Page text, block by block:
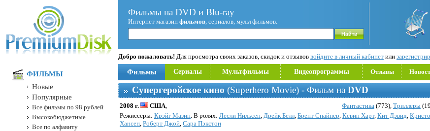
Фильмы на DVD и Blu-ray
Интернет магазин фильмов, сериалов, мультфильмов.
Добро пожаловать! Для просмотра своих заказов, скидок и отзывов войдите в личный кабинет или
Фильмы Сериалы Мультфильмы Видеопрограммы Отзывы
Супергеройское кино (Superhero Movie) - Фильм на DVD
2008 г. США, Фантастика (773), Триллеры
Режисcеры: Крэйг Мазин. В ролях: Лесли Нильсен, Дрейк Белл, Брент Спайнер, Кевин Харт, Кит Дэвид,
Хансен, Роберт Джой, Сара Пэкстон
ФИЛЬМЫ
Новые
Популярные
Все фильмы по 98 рублей
Высокобюджетные
Все по алфавиту